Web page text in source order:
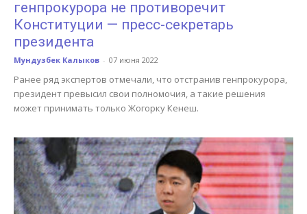
генпрокурора не противоречит
Конституции — пресс-секретарь
президента
Мундузбек Калыков - 07 июня 2022
Ранее ряд экспертов отмечали, что отстранив генпрокурора,
президент превысил свои полномочия, а такие решения
может принимать только Жогорку Кенеш.